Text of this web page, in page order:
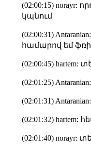
(02:00:15) norayr:
կպնում
(02:00:31)
համարով եմ
(02:00:45)
(02:01:25)
(02:01:31)
(02:01:32)
(02:01:40) norayr: